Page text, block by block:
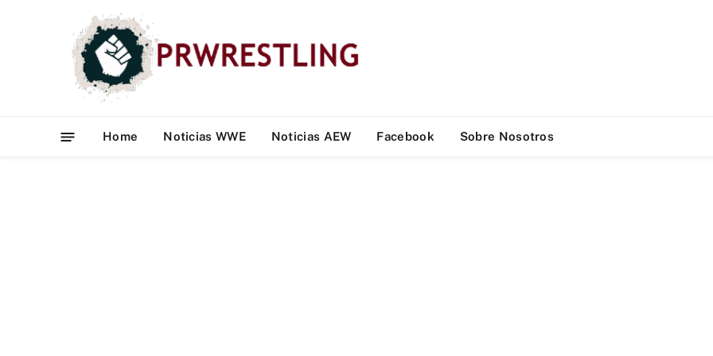
Home Noticias WWE Noticias AEW Facebook Sobre Nosotros